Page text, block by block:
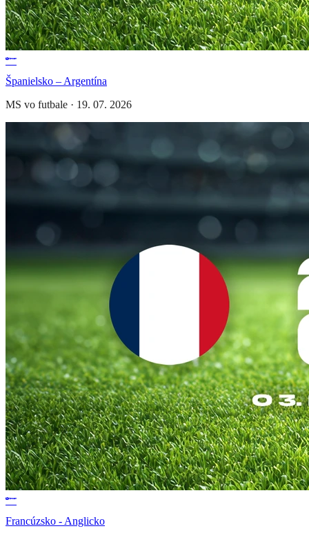
Španielsko – Argentína
MS vo futbale · 19. 07. 2026
Francúzsko - Anglicko